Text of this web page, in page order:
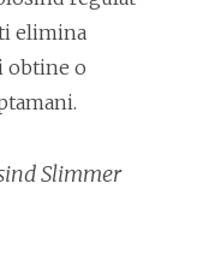
elimina
obtine o
Slimmer